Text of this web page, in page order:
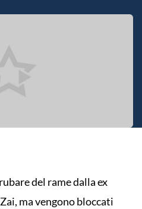
del rame dalla ex
ma vengono bloccati